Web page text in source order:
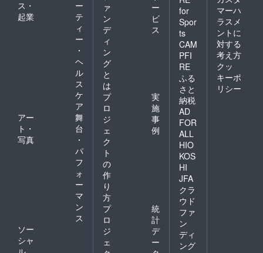
ス・
起業
ー
テ
ィ
ー
・
ヘ
ル
ス
ケ
ア
アー
ト・
写真
舞
台
・
パ
フ
ォ
ー
マ
ン
ス
ソー
シャ
ァ
ン
デ
ィ
ン
グ
と
は
ー
ビ
ス
プ
ロ
ジ
ェ
ク
ト
の
作
り
方
実
施
事
例
プ
ロ
ジ
ェ
統
計
デ
ー
for
Spor
ts
CAM
PFI
RE
ふる
さと
納税
AD
FOR
ALL
HIO
KOS
HI
JFA
クラ
ウド
ファ
ン
ディ
ング
マーハ
ラスメ
ントに
対する
考え方
クッ
キーポ
リシー